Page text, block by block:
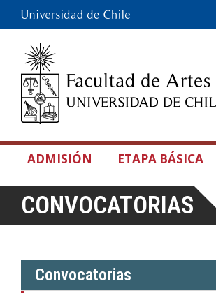
ADMISIÓN ETAPA BÁSICA
CONVOCATORIAS
Convocatorias